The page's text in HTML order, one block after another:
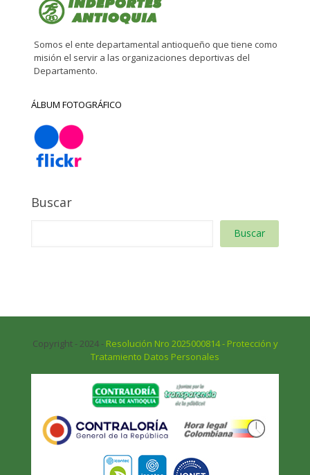
Somos el ente departamental antioqueño que tiene como
misión el servir a las organizaciones deportivas del
Departamento.
ÁLBUM FOTOGRÁFICO
Buscar
Buscar
Copyright - 2024 - Resolución Nro 2025000814 - Protección y
Tratamiento Datos Personales